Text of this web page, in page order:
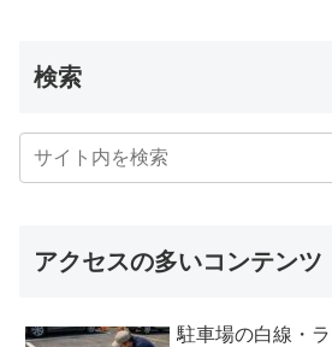
検索
アクセスの多いコンテンツ
駐車場の白線・